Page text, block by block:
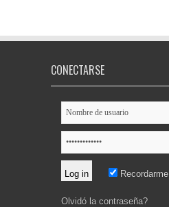
CONECTARSE
Recordarme
Olvidó la contraseña?